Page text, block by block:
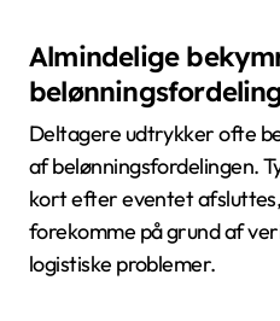
Almindelige
Deltagere udtrykker ofte
af belønningsfordelingen.
kort efter eventet
forekomme på grund af
logistiske problemer.